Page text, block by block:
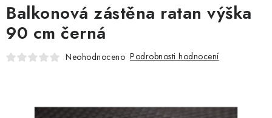
KUCHYŇ A JÍDELNA
LOŽNICE
KANCELÁŘ / PRACOVNA
Balkonová zástěna ratan výška
90 cm černá
Neohodnoceno Podrobnosti hodnocení